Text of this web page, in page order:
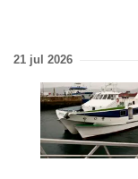
21 jul 2026